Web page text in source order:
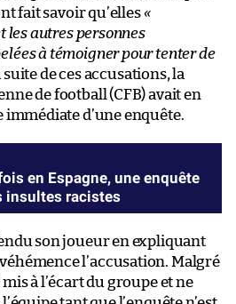
fait savoir qu’elles«
les autres personnes
à témoigner pour tenter de
suite de ces accusations, la
de football (CFB) avait en
d’une enquête.
en Espagne, une enquête
insultes racistes
son joueur en expliquant
l’accusation. Malgré
à l’écart du groupe et ne